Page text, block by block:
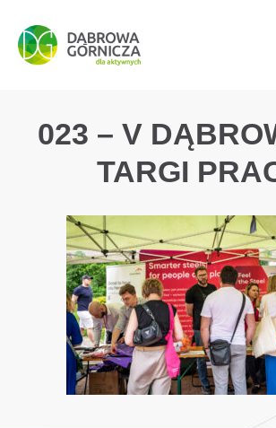
PRZEJDŹ DO MENU GŁÓWNEGO
PRZEJDŹ DO WYSZUKIWARKI
PRZEJDŹ DO TREŚCI
023 – V
TARGI